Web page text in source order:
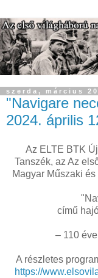
szerda, március
"Navigare
2024. április
Az ELTE BTK
Tanszék, az Az
Magyar Műszaki
című
– 110
A részletes
https://